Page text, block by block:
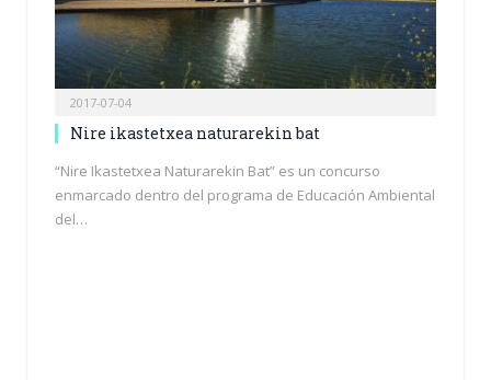
2017-07-04
Nire ikastetxea naturarekin bat
“Nire Ikastetxea Naturarekin Bat” es un concurso
enmarcado dentro del programa de Educación Ambiental
del…